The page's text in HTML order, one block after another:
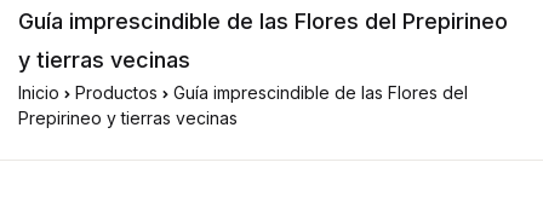
Guía imprescindible de las Flores del Prepirineo
y tierras vecinas
Inicio Productos
Guía imprescindible de las Flores del
Prepirineo y tierras vecinas